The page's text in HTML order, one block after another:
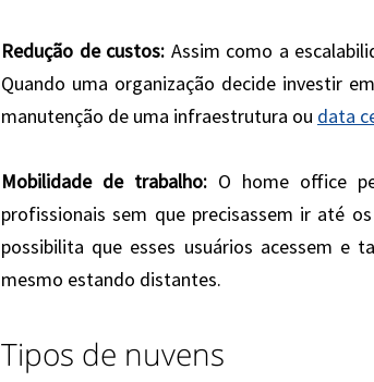
Redução de custos: Assim como a
Quando uma organização decide investir
manutenção de uma infraestrutura ou data
Mobilidade de trabalho: O home office
profissionais sem que precisassem ir até
possibilita que esses usuários acessem e
mesmo estando distantes.
Tipos de nuvens